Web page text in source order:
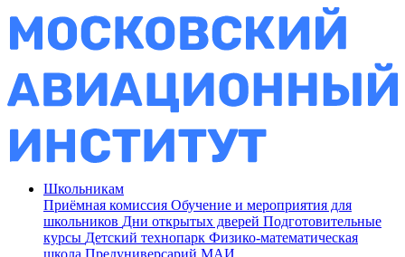
Школьникам
Приёмная комиссия Обучение и мероприятия для
школьников Дни открытых дверей Подготовительные
курсы Детский технопарк Физико-математическая